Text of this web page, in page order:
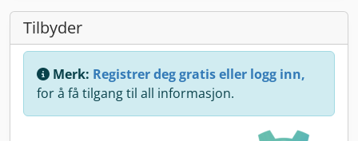
Tilbyder
Merk: Registrer deg gratis eller logg inn,
for å få tilgang til all informasjon.